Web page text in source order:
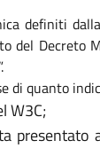
definiti
del
di quanto
W3C;